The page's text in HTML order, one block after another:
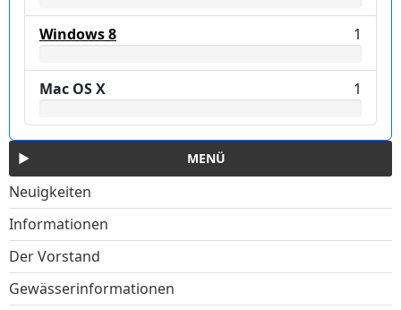
Windows 8 1
Mac OS X 1
MENÜ
Neuigkeiten
Informationen
Der Vorstand
Gewässerinformationen